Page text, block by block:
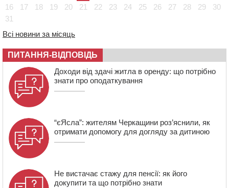
08:57
На Уманщині підрядника зобов’язали сплатити понад
08:20
Обрано претендента на посаду директора
Мокрокалигірського психоневрологічного інтернату
07:23 Уманські міграційники видворили з країни грузина,
який відсидів термін у колонії
16
17 18 19 20 21 22 23 24 25 26 27 28 29
30
31
Всі новини за місяць
ПИТАННЯ-ВІДПОВІДЬ
Доходи від здачі житла в оренду: що потрібно
знати про оподаткування
“єЯсла”: жителям Черкащини роз’яснили, як
отримати допомогу для догляду за дитиною
Не вистачає стажу для пенсії: як його
докупити та що потрібно знати